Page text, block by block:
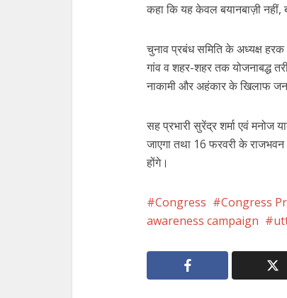
कहा कि यह केवल बयानबाज़ी नहीं,
चुनाव प्रबंध समिति के अध्यक्ष
गांव व शहर-शहर तक योजनाबद्ध
नाकामी और अहंकार के खिलाफ
सह प्रभारी सुरेंद्र शर्मा एवं
जाएगा तथा 16 फरवरी के
होंगे।
Congress Congress
awareness campaign